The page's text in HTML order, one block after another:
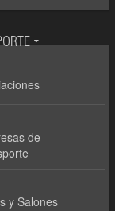
de
y Salones